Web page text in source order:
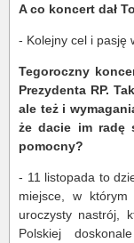
A co koncert dał
- Kolejny cel i pasję
Tegoroczny
Prezydenta RP.
ale też i
że dacie im radę
pomocny?
- 11 listopada to
miejsce, w
uroczysty nastrój,
Polskiej